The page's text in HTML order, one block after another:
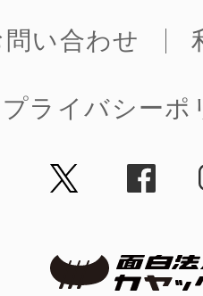
問い合わせ
プライバシーポ